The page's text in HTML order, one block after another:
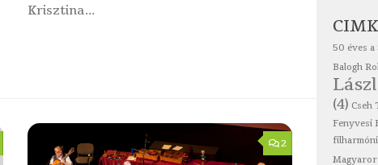
Krisztina...
2
50 éves a
Balogh
(4) Cseh
Fenyvesi